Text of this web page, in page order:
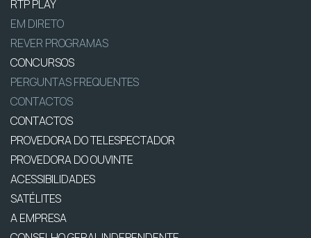
RTP PLAY
EM DIRETO
REVER PROGRAMAS
CONCURSOS
PERGUNTAS FREQUENTES
CONTACTOS
CONTACTOS
PROVEDORA DO TELESPECTADOR
PROVEDORA DO OUVINTE
ACESSIBILIDADES
SATÉLITES
A EMPRESA